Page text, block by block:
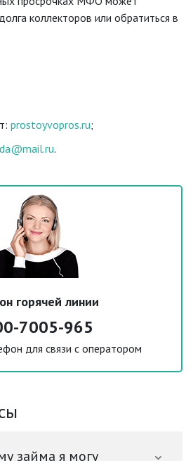
коллекторов или обратиться в
prostoyvopros.ru;
.
горячей линии
7005-965
для связи с оператором
займа я могу